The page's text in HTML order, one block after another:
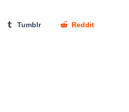
Tumblr Reddit